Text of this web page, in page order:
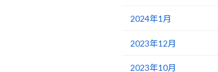
2024年1月
2023年12月
2023年10月